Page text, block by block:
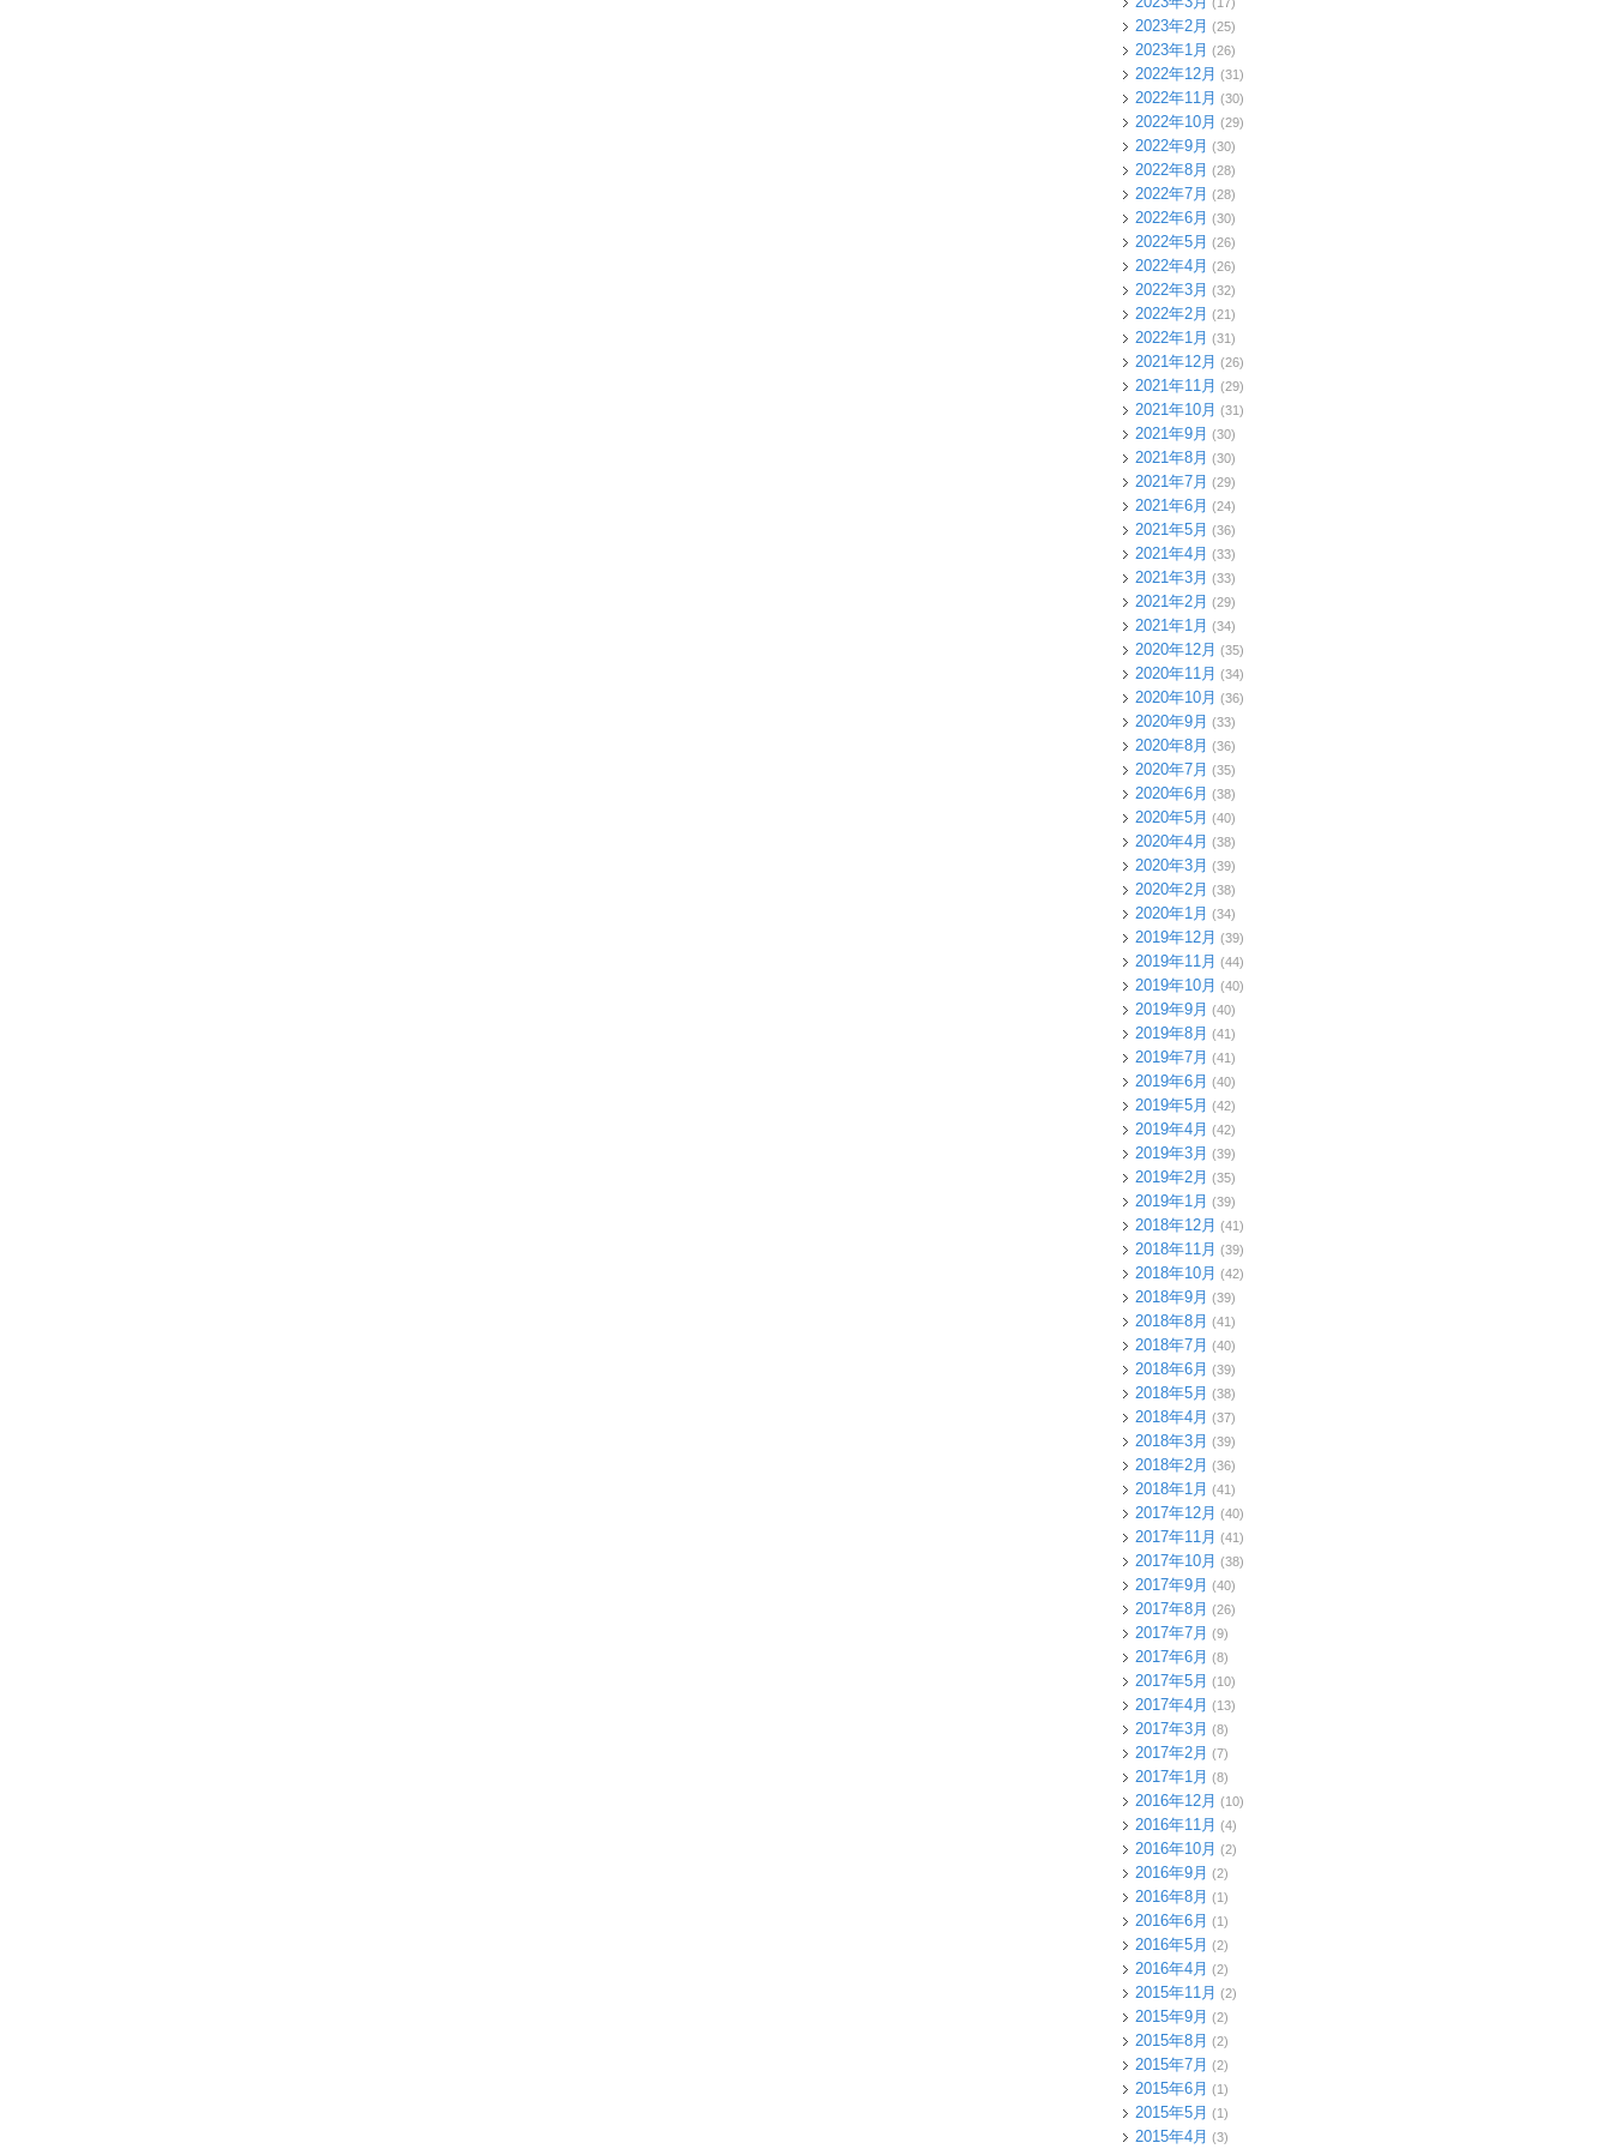
2023年2月 (25)
2023年1月 (26)
2022年12月 (31)
2022年11月 (30)
2022年10月 (29)
2022年9月 (30)
2022年8月 (28)
2022年7月 (28)
2022年6月 (30)
2022年5月 (26)
2022年4月 (26)
2022年3月 (32)
2022年2月 (21)
2022年1月 (31)
2021年12月 (26)
2021年11月 (29)
2021年10月 (31)
2021年9月 (30)
2021年8月 (30)
2021年7月 (29)
2021年6月 (24)
2021年5月 (36)
2021年4月 (33)
2021年3月 (33)
2021年2月 (29)
2021年1月 (34)
2020年12月 (35)
2020年11月 (34)
2020年10月 (36)
2020年9月 (33)
2020年8月 (36)
2020年7月 (35)
2020年6月 (38)
2020年5月 (40)
2020年4月 (38)
2020年3月 (39)
2020年2月 (38)
2020年1月 (34)
2019年12月 (39)
2019年11月 (44)
2019年10月 (40)
2019年9月 (40)
2019年8月 (41)
2019年7月 (41)
2019年6月 (40)
2019年5月 (42)
2019年4月 (42)
2019年3月 (39)
2019年2月 (35)
2019年1月 (39)
2018年12月 (41)
2018年11月 (39)
2018年10月 (42)
2018年9月 (39)
2018年8月 (41)
2018年7月 (40)
2018年6月 (39)
2018年5月 (38)
2018年4月 (37)
2018年3月 (39)
2018年2月 (36)
2018年1月 (41)
2017年12月 (40)
2017年11月 (41)
2017年10月 (38)
2017年9月 (40)
2017年8月 (26)
2017年7月 (9)
2017年6月 (8)
2017年5月 (10)
2017年4月 (13)
2017年3月 (8)
2017年2月 (7)
2017年1月 (8)
2016年12月 (10)
2016年11月 (4)
2016年10月 (2)
2016年9月 (2)
2016年8月 (1)
2016年6月 (1)
2016年5月 (2)
2016年4月 (2)
2015年11月 (2)
2015年9月 (2)
2015年8月 (2)
2015年7月 (2)
2015年6月 (1)
2015年5月 (1)
2015年4月 (3)